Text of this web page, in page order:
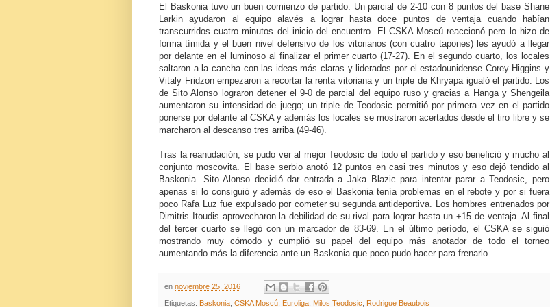
El Baskonia tuvo un buen comienzo de partido. Un parcial de 2-10 con 8 puntos del base Shane
Larkin ayudaron al equipo alavés a lograr hasta doce puntos de ventaja cuando habían
transcurridos cuatro minutos del inicio del encuentro. El CSKA Moscú reaccionó pero lo hizo de
forma tímida y el buen nivel defensivo de los vitorianos (con cuatro tapones) les ayudó a llegar
por delante en el luminoso al finalizar el primer cuarto (17-27). En el segundo cuarto, los locales
saltaron a la cancha con las ideas más claras y liderados por el estadounidense Corey Higgins y
Vitaly Fridzon empezaron a recortar la renta vitoriana y un triple de Khryapa igualó el partido. Los
de Sito Alonso lograron detener el 9-0 de parcial del equipo ruso y gracias a Hanga y Shengeila
aumentaron su intensidad de juego; un triple de Teodosic permitió por primera vez en el partido
ponerse por delante al CSKA y además los locales se mostraron acertados desde el tiro libre y se
marcharon al descanso tres arriba (49-46).
Tras la reanudación, se pudo ver al mejor Teodosic de todo el partido y eso benefició y mucho al
conjunto moscovita. El base serbio anotó 12 puntos en casi tres minutos y eso dejó tendido al
Baskonia. Sito Alonso decidió dar entrada a Jaka Blazic para intentar parar a Teodosic, pero
apenas si lo consiguió y además de eso el Baskonia tenía problemas en el rebote y por si fuera
poco Rafa Luz fue expulsado por cometer su segunda antideportiva. Los hombres entrenados por
Dimitris Itoudis aprovecharon la debilidad de su rival para lograr hasta un +15 de ventaja. Al final
del tercer cuarto se llegó con un marcador de 83-69. En el último período, el CSKA se siguió
mostrando muy cómodo y cumplió su papel del equipo más anotador de todo el torneo
aumentando más la diferencia ante un Baskonia que poco pudo hacer para frenarlo.
en noviembre 25, 2016
Etiquetas: Baskonia CSKA Moscú Euroliga Milos Teodosic Rodrigue Beaubois